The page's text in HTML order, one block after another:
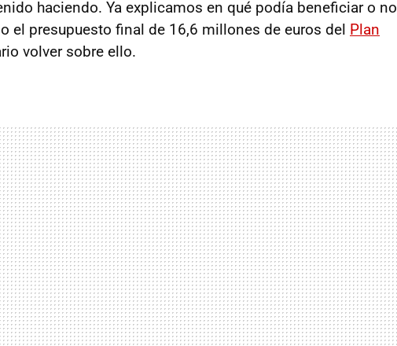
haciendo. Ya explicamos en qué podía beneficiar o no
el presupuesto final de 16,6 millones de euros del Plan
volver sobre ello.